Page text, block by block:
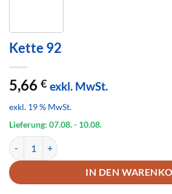
Kette 92
5,66 € exkl. MwSt.
exkl. 19 % MwSt.
Lieferung: 07.08.- 10.08.
Kette 92 Menge
IN DEN